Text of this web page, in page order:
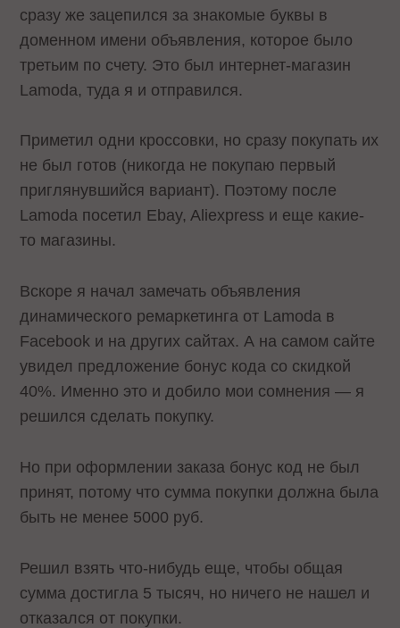
сразу же зацепился за знакомые буквы в
доменном имени объявления, которое было
третьим по счету. Это был интернет-магазин
Lamoda, туда я и отправился.
Приметил одни кроссовки, но сразу покупать их
не был готов (никогда не покупаю первый
приглянувшийся вариант). Поэтому после
Lamoda посетил Ebay, Aliexpress и еще какие-
то магазины.
Вскоре я начал замечать объявления
динамического ремаркетинга от Lamoda в
Facebook и на других сайтах. А на самом сайте
увидел предложение бонус кода со скидкой
40%. Именно это и добило мои сомнения — я
решился сделать покупку.
Но при оформлении заказа бонус код не был
принят, потому что сумма покупки должна была
быть не менее 5000 руб.
Решил взять что-нибудь еще, чтобы общая
сумма достигла 5 тысяч, но ничего не нашел и
отказался от покупки.